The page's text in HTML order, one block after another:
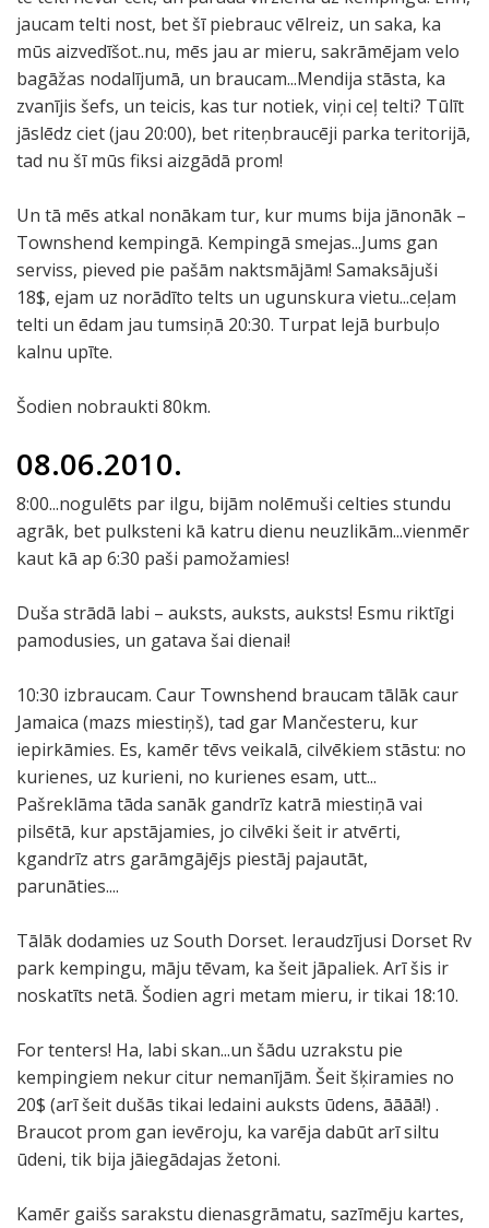
jaucam telti nost, bet šī piebrauc vēlreiz, un saka, ka
mūs aizvedīšot..nu, mēs jau ar mieru, sakrāmējam velo
bagāžas nodalījumā, un braucam...Mendija stāsta, ka
zvanījis šefs, un teicis, kas tur notiek, viņi ceļ telti? Tūlīt
jāslēdz ciet (jau 20:00), bet riteņbraucēji parka teritorijā,
tad nu šī mūs fiksi aizgādā prom!
Un tā mēs atkal nonākam tur, kur mums bija jānonāk –
Townshend kempingā. Kempingā smejas...Jums gan
serviss, pieved pie pašām naktsmājām! Samaksājuši
18$, ejam uz norādīto telts un ugunskura vietu...ceļam
telti un ēdam jau tumsiņā 20:30. Turpat lejā burbuļo
kalnu upīte.
Šodien nobraukti 80km.
08.06.2010.
8:00...nogulēts par ilgu, bijām nolēmuši celties stundu
agrāk, bet pulksteni kā katru dienu neuzlikām...vienmēr
kaut kā ap 6:30 paši pamožamies!
Duša strādā labi – auksts, auksts, auksts! Esmu riktīgi
pamodusies, un gatava šai dienai!
10:30 izbraucam. Caur Townshend braucam tālāk caur
Jamaica (mazs miestiņš), tad gar Mančesteru, kur
iepirkāmies. Es, kamēr tēvs veikalā, cilvēkiem stāstu: no
kurienes, uz kurieni, no kurienes esam, utt...
Pašreklāma tāda sanāk gandrīz katrā miestiņā vai
pilsētā, kur apstājamies, jo cilvēki šeit ir atvērti,
kgandrīz atrs garāmgājējs piestāj pajautāt,
parunāties....
Tālāk dodamies uz South Dorset. Ieraudzījusi Dorset Rv
park kempingu, māju tēvam, ka šeit jāpaliek. Arī šis ir
noskatīts netā. Šodien agri metam mieru, ir tikai 18:10.
For tenters! Ha, labi skan...un šādu uzrakstu pie
kempingiem nekur citur nemanījām. Šeit šķiramies no
20$ (arī šeit dušās tikai ledaini auksts ūdens, āāāā!) .
Braucot prom gan ievēroju, ka varēja dabūt arī siltu
ūdeni, tik bija jāiegādajas žetoni.
Kamēr gaišs sarakstu dienasgrāmatu, sazīmēju kartes,